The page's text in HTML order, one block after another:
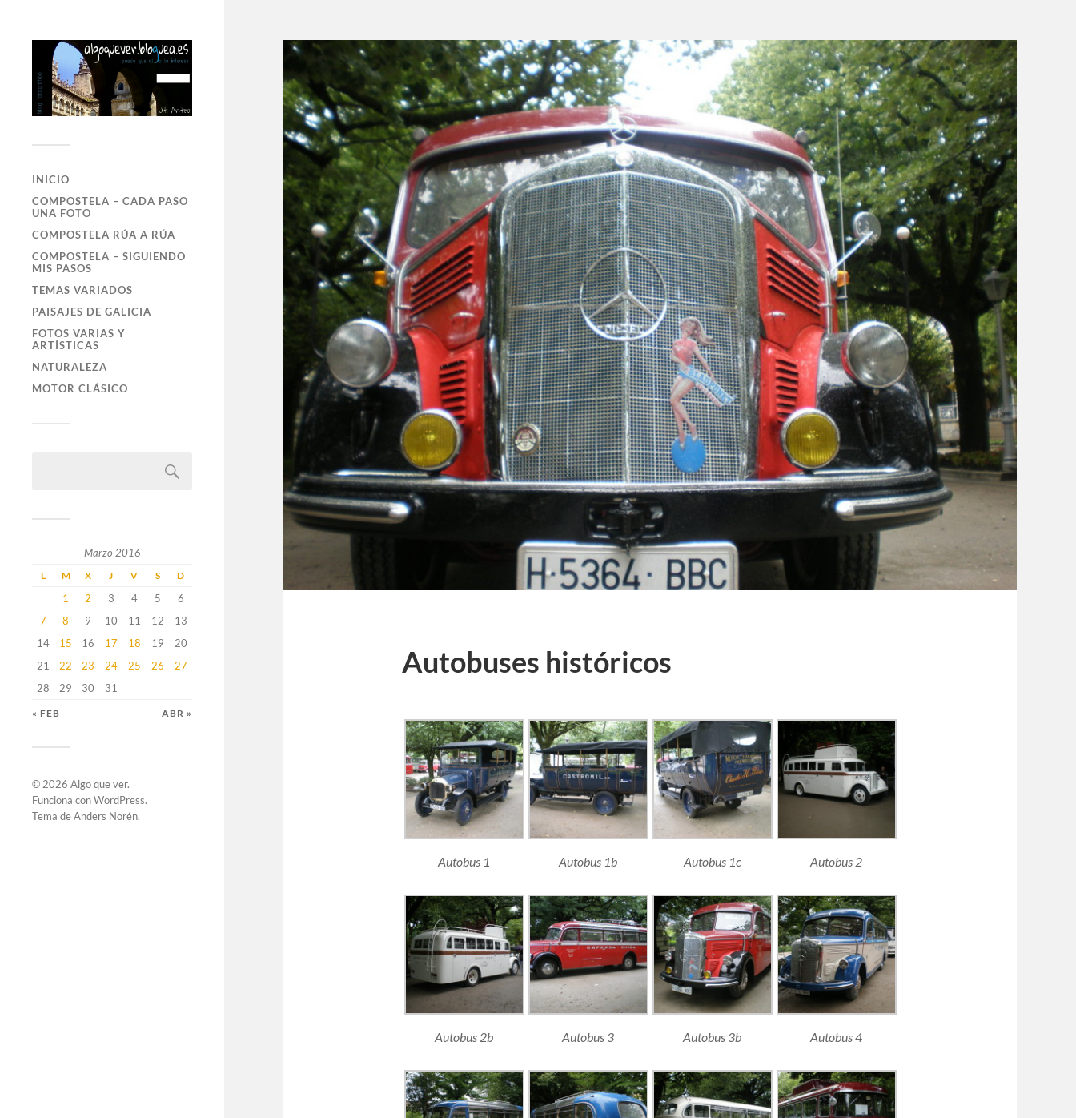
INICIO
COMPOSTELA – CADA PASO
UNA FOTO
COMPOSTELA RÚA A RÚA
COMPOSTELA – SIGUIENDO
MIS PASOS
TEMAS VARIADOS
PAISAJES DE GALICIA
FOTOS VARIAS Y
ARTÍSTICAS
NATURALEZA
MOTOR CLÁSICO
Marzo 2016
L M X J V S D
1 2 3 4 5
6
7
8 9 10 11 12
13
14
15 16 17 18 19
20
21
22 23 24 25 26
27
28
29 30 31
« FEB ABR »
© 2026 Algo que ver.
Funciona conWordPress.
Tema deAnders Norén.
Autobuses históricos
Autobus 1 Autobus 1b Autobus 1c Autobus 2
Autobus 2b Autobus 3 Autobus 3b Autobus 4